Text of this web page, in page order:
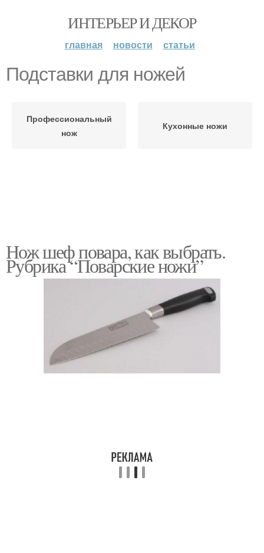
ИНТЕРЬЕР И ДЕКОР
главная новости статьи
Подставки для ножей
Профессиональный
нож
Кухонные ножи
Нож шеф повара, как выбрать.
Рубрика “Поварские ножи”